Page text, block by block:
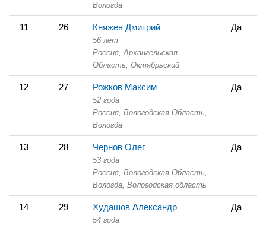
Вологда
11 26 Княжев Дмитрий
56 лет
Россия, Архангельская
Область, Октябрьский
Да
12 27 Рожков Максим
52 года
Россия, Вологодская Область,
Вологда
Да
13 28 Чернов Олег
53 года
Россия, Вологодская Область,
Вологда, Вологодская область
Да
14 29 Худашов Александр
54 года
Да